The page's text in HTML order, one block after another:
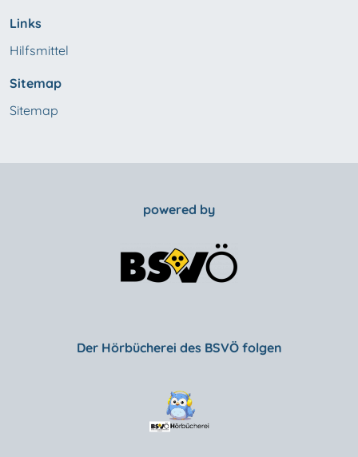
Links
Hilfsmittel
Sitemap
Sitemap
powered by
Der Hörbücherei des BSVÖ folgen